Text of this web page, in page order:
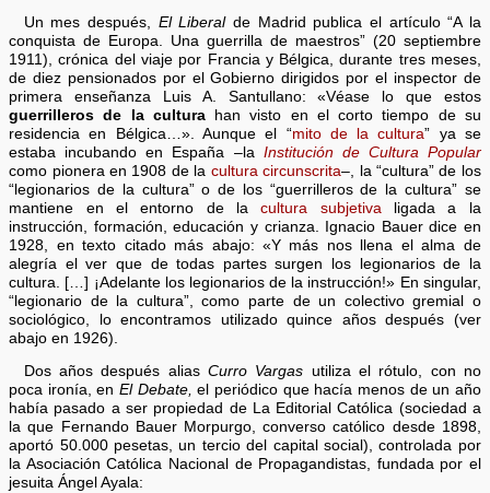
Un mes después, El Liberalde Madrid publica el artículo “A la
conquista de Europa. Una guerrilla de maestros” (20 septiembre
1911), crónica del viaje por Francia y Bélgica, durante tres meses,
de diez pensionados por el Gobierno dirigidos por el inspector de
primera enseñanza Luis A. Santullano: «Véase lo que estos
guerrilleros de la culturahan visto en el corto tiempo de su
residencia en Bélgica…». Aunque el “mito de la cultura” ya se
estaba incubando en España –la Institución de Cultura Popular
como pionera en 1908 de la cultura circunscrita–, la “cultura” de los
“legionarios de la cultura” o de los “guerrilleros de la cultura” se
mantiene en el entorno de lacultura subjetiva ligada a la
instrucción, formación, educación y crianza. Ignacio Bauer dice en
1928, en texto citado más abajo: «Y más nos llena el alma de
alegría el ver que de todas partes surgen los legionarios de la
cultura. […] ¡Adelante los legionarios de la instrucción!» En singular,
“legionario de la cultura”, como parte de un colectivo gremial o
sociológico, lo encontramos utilizado quince años después (ver
abajo en 1926).
Dos años después alias Curro Vargas utiliza el rótulo, con no
poca ironía, enEl Debate, el periódico que hacía menos de un año
había pasado a ser propiedad de La Editorial Católica (sociedad a
la que Fernando Bauer Morpurgo, converso católico desde 1898,
aportó 50.000 pesetas, un tercio del capital social), controlada por
la Asociación Católica Nacional de Propagandistas, fundada por el
jesuita Ángel Ayala: